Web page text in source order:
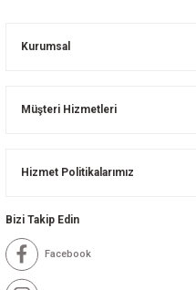
Kurumsal
Müşteri Hizmetleri
Hizmet Politikalarımız
Bizi Takip Edin
Facebook